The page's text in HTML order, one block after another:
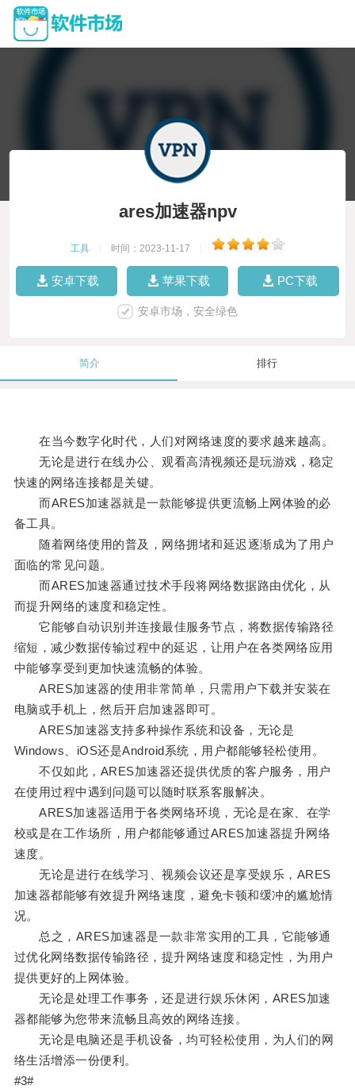
ares加速器npv
工具 时间：2023-11-17
安卓下载 苹果下载 PC下载
安卓市场，安全绿色
简介 排行
在当今数字化时代，人们对网络速度的要求越来越高。
无论是进行在线办公、观看高清视频还是玩游戏，稳定
快速的网络连接都是关键。
而ARES加速器就是一款能够提供更流畅上网体验的必
备工具。
随着网络使用的普及，网络拥堵和延迟逐渐成为了用户
面临的常见问题。
而ARES加速器通过技术手段将网络数据路由优化，从
而提升网络的速度和稳定性。
它能够自动识别并连接最佳服务节点，将数据传输路径
缩短，减少数据传输过程中的延迟，让用户在各类网络应用
中能够享受到更加快速流畅的体验。
ARES加速器的使用非常简单，只需用户下载并安装在
电脑或手机上，然后开启加速器即可。
ARES加速器支持多种操作系统和设备，无论是
Windows、iOS还是Android系统，用户都能够轻松使用。
不仅如此，ARES加速器还提供优质的客户服务，用户
在使用过程中遇到问题可以随时联系客服解决。
ARES加速器适用于各类网络环境，无论是在家、在学
校或是在工作场所，用户都能够通过ARES加速器提升网络
速度。
无论是进行在线学习、视频会议还是享受娱乐，ARES
加速器都能够有效提升网络速度，避免卡顿和缓冲的尴尬情
况。
总之，ARES加速器是一款非常实用的工具，它能够通
过优化网络数据传输路径，提升网络速度和稳定性，为用户
提供更好的上网体验。
无论是处理工作事务，还是进行娱乐休闲，ARES加速
器都能够为您带来流畅且高效的网络连接。
无论是电脑还是手机设备，均可轻松使用，为人们的网
络生活增添一份便利。
#3#